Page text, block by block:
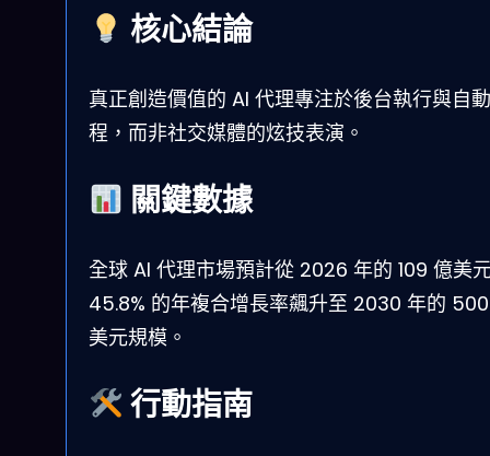
核心結論
真正創造價值的 AI 代理專注於後台執行與自
程，而非社交媒體的炫技表演。
關鍵數據
全球 AI 代理市場預計從 2026 年的 109 億美
45.8% 的年複合增長率飆升至 2030 年的
美元規模。
行動指南